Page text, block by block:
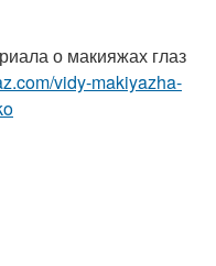
о макияжах глаз
vidy-makiyazha-